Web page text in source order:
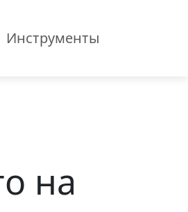
Инструменты
на